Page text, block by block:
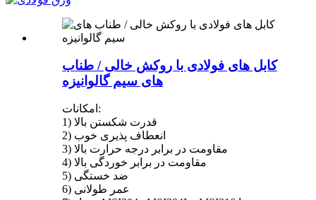
کابل های فولادی با روکش خالی / طناب
های سیم گالوانیزه
امکانات:
1) قدرت شکستن بالا
2) انعطاف پذیری خوب
3) مقاومت در برابر درجه حرارت بالا
4) مقاومت در برابر خوردگی بالا
5) ضد خستگی
6) عمر طولانی